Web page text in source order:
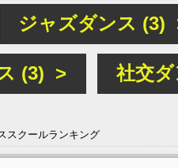
ジャズダンス (3)
(3) > 社交
スクールランキング